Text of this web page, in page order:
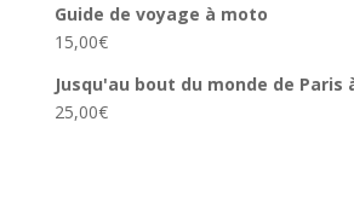
Guide de voyage à moto
15,00€
Jusqu'au bout du monde de Paris
25,00€